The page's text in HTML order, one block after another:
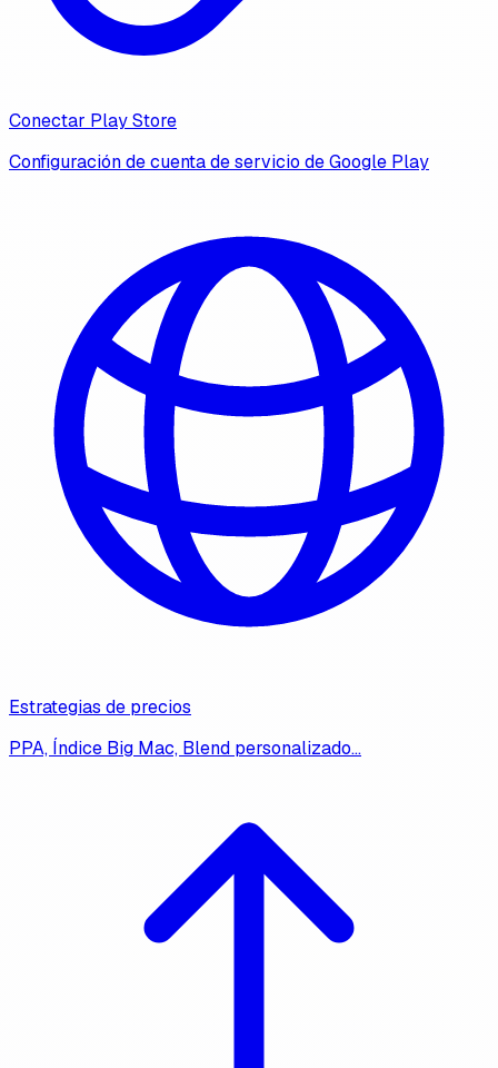
Conectar Play Store
Configuración de cuenta de servicio de Google Play
Estrategias de precios
PPA, Índice Big Mac, Blend personalizado…